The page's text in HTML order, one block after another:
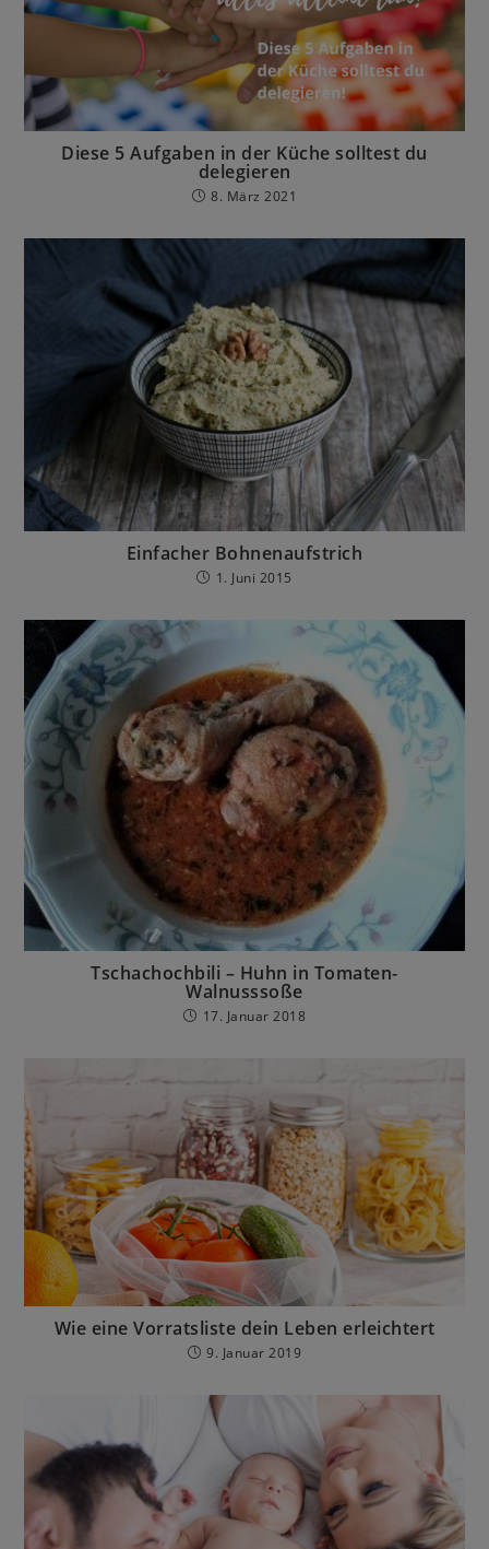
Diese 5 Aufgaben in der Küche solltest du
delegieren
8. März 2021
Einfacher Bohnenaufstrich
1. Juni 2015
Tschachochbili – Huhn in Tomaten-
Walnusssoße
17. Januar 2018
Wie eine Vorratsliste dein Leben erleichtert
9. Januar 2019